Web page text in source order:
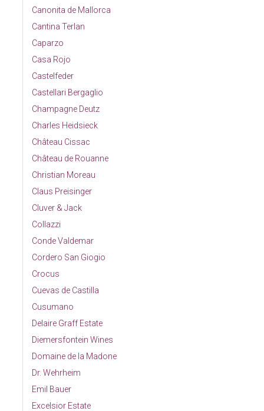
Canonita de Mallorca
Cantina Terlan
Caparzo
Casa Rojo
Castelfeder
Castellari Bergaglio
Champagne Deutz
Charles Heidsieck
Château Cissac
Château de Rouanne
Christian Moreau
Claus Preisinger
Cluver & Jack
Collazzi
Conde Valdemar
Cordero San Giogio
Crocus
Cuevas de Castilla
Cusumano
Delaire Graff Estate
Diemersfontein Wines
Domaine de la Madone
Dr. Wehrheim
Emil Bauer
Excelsior Estate